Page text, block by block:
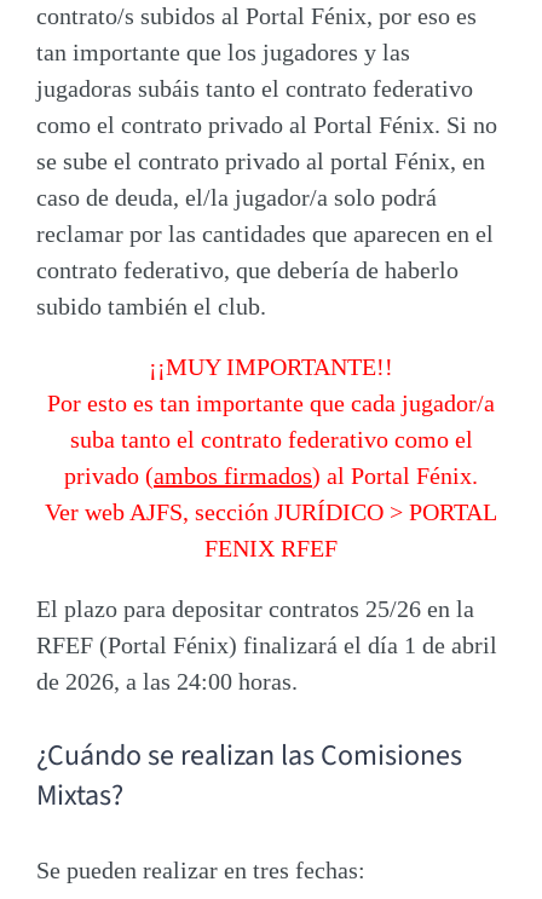
contrato/s subidos al Portal Fénix, por eso es
tan importante que los jugadores y las
jugadoras subáis tanto el contrato federativo
como el contrato privado al Portal Fénix. Si no
se sube el contrato privado al portal Fénix, en
caso de deuda, el/la jugador/a solo podrá
reclamar por las cantidades que aparecen en el
contrato federativo, que debería de haberlo
subido también el club.
¡¡MUY IMPORTANTE!!
Por esto es tan importante que cada jugador/a
suba tanto el contrato federativo como el
privado (ambos firmados) al Portal Fénix.
Ver web AJFS, sección JURÍDICO > PORTAL
FENIX RFEF
El plazo para depositar contratos 25/26 en la
RFEF (Portal Fénix) finalizará el día 1 de abril
de 2026, a las 24:00 horas.
¿Cuándo se realizan las Comisiones
Mixtas?
Se pueden realizar en tres fechas: